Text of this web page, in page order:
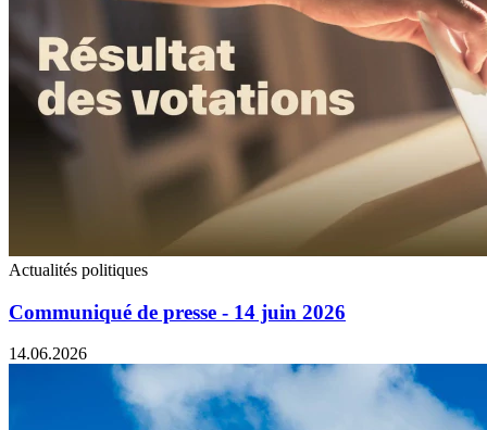
Actualités politiques
Communiqué de presse - 14 juin 2026
14.06.2026